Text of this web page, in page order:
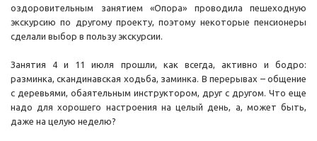
оздоровительным занятием «Опора» проводила пешеходную
экскурсию по другому проекту, поэтому некоторые пенсионеры
сделали выбор в пользу экскурсии.
Занятия 4 и 11 июля прошли, как всегда, активно и бодро:
разминка, скандинавская ходьба, заминка. В перерывах – общение
с деревьями, обаятельным инструктором, друг с другом. Что еще
надо для хорошего настроения на целый день, а, может быть,
даже на целую неделю?